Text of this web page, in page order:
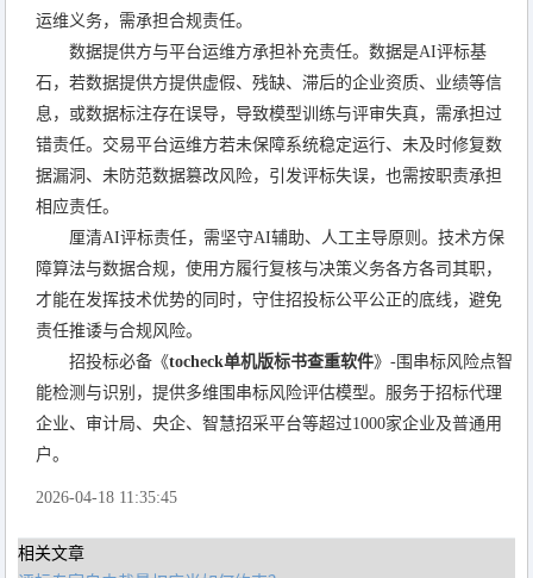
运维义务，需承担合规责任。
数据提供方与平台运维方承担补充责任。数据是AI评标基
石，若数据提供方提供虚假、残缺、滞后的企业资质、业绩等信
息，或数据标注存在误导，导致模型训练与评审失真，需承担过
错责任。交易平台运维方若未保障系统稳定运行、未及时修复数
据漏洞、未防范数据篡改风险，引发评标失误，也需按职责承担
相应责任。
厘清AI评标责任，需坚守AI辅助、人工主导原则。技术方保
障算法与数据合规，使用方履行复核与决策义务各方各司其职，
才能在发挥技术优势的同时，守住招投标公平公正的底线，避免
责任推诿与合规风险。
招投标必备《tocheck单机版标书查重软件》-围串标风险点智
能检测与识别，提供多维围串标风险评估模型。服务于招标代理
企业、审计局、央企、智慧招采平台等超过1000家企业及普通用
户。
2026-04-18 11:35:45
相关文章